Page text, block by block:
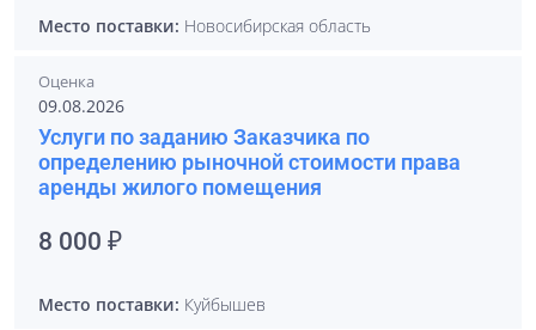
Место поставки: Новосибирская область
Оценка
09.08.2026
Услуги по заданию Заказчика по
определению рыночной стоимости права
аренды жилого помещения
8 000 ₽
Место поставки: Куйбышев